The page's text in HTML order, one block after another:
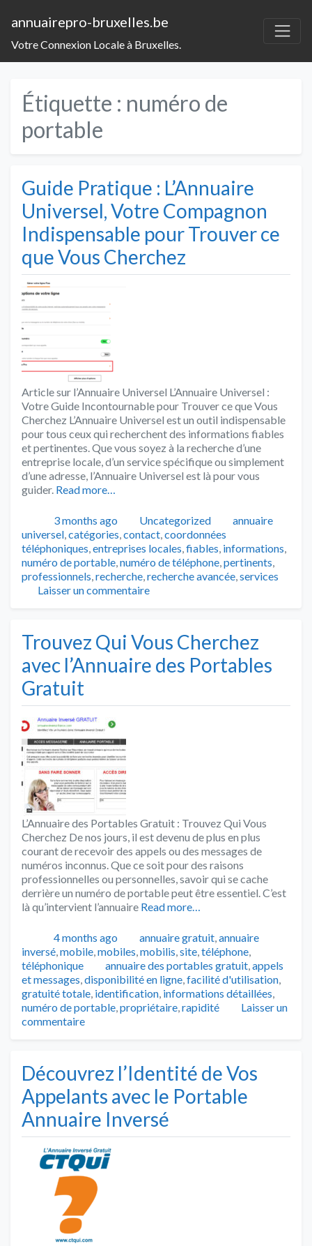
annuairepro-bruxelles.be
Votre Connexion Locale à Bruxelles.
Étiquette : numéro de
portable
Guide Pratique : L’Annuaire
Universel, Votre Compagnon
Indispensable pour Trouver ce
que Vous Cherchez
Article sur l’Annuaire Universel L’Annuaire Universel :
Votre Guide Incontournable pour Trouver ce que Vous
Cherchez L’Annuaire Universel est un outil indispensable
pour tous ceux qui recherchent des informations fiables
et pertinentes. Que vous soyez à la recherche d’une
entreprise locale, d’un service spécifique ou simplement
d’une adresse, l’Annuaire Universel est là pour vous
guider. Read more…
Publié3 months ago Catégories
Uncategorized Tags
annuaire
universel,catégories,contact,coordonnées
téléphoniques,entreprises locales,fiables, informations,
numéro de portable,numéro de téléphone,pertinents,
professionnels,recherche,recherche avancée,services
Laisser un commentaire
Trouvez Qui Vous Cherchez
avec l’Annuaire des Portables
Gratuit
L’Annuaire des Portables Gratuit : Trouvez Qui Vous
Cherchez De nos jours, il est devenu de plus en plus
courant de recevoir des appels ou des messages de
numéros inconnus. Que ce soit pour des raisons
professionnelles ou personnelles, savoir qui se cache
derrière un numéro de portable peut être essentiel. C’est
là qu’intervient l’annuaire Read more…
Publié
4 months ago Catégories
annuaire gratuit,annuaire
inversé,mobile,mobiles,mobilis,site,téléphone,
téléphonique
Tags
annuaire des portables gratuit,appels
et messages,disponibilité en ligne,facilité d'utilisation,
gratuité totale, identification, informations détaillées,
numéro de portable,propriétaire,rapidité
Laisser un
commentaire
Découvrez l’Identité de Vos
Appelants avec le Portable
Annuaire Inversé